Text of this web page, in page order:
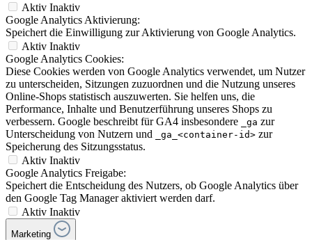
Aktiv Inaktiv
Google Analytics Aktivierung:
Speichert die Einwilligung zur Aktivierung von Google Analytics.
Aktiv Inaktiv
Google Analytics Cookies:
Diese Cookies werden von Google Analytics verwendet, um Nutzer
zu unterscheiden, Sitzungen zuzuordnen und die Nutzung unseres
Online-Shops statistisch auszuwerten. Sie helfen uns, die
Performance, Inhalte und Benutzerführung unseres Shops zu
verbessern. Google beschreibt für GA4 insbesondere
_ga zur
Unterscheidung von Nutzern und
_ga_<container-id> zur
Speicherung des Sitzungsstatus.
Aktiv Inaktiv
Google Analytics Freigabe:
Speichert die Entscheidung des Nutzers, ob Google Analytics über
den Google Tag Manager aktiviert werden darf.
Aktiv Inaktiv
Marketing